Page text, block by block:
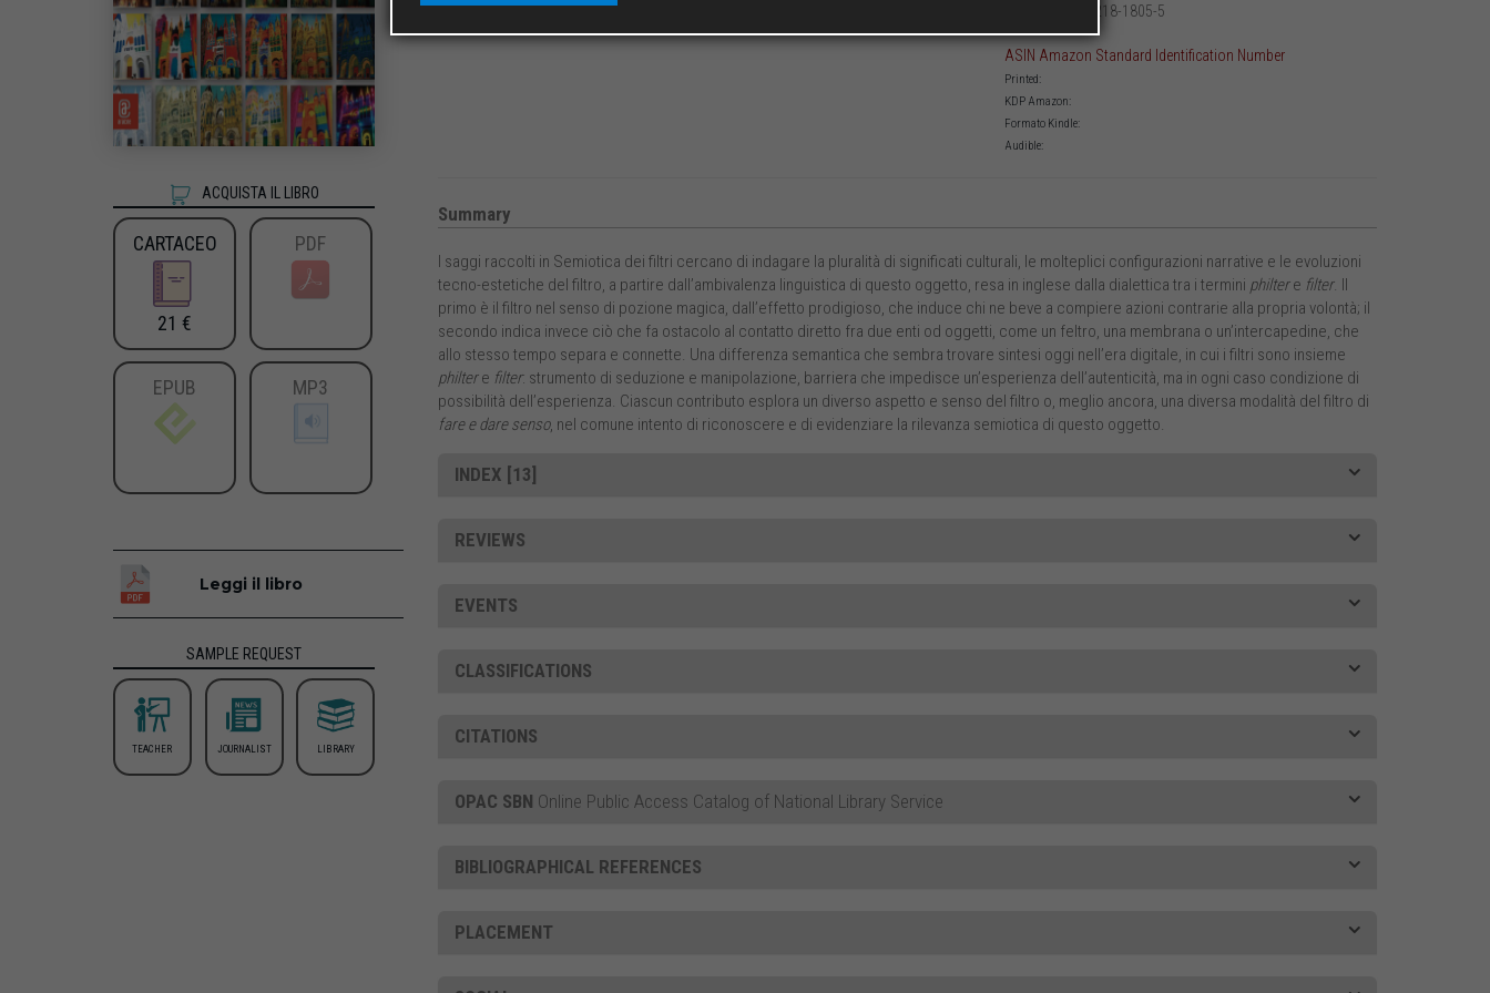
ACQUISTA IL LIBRO
CARTACEO
21 €
PDF
EPUB MP3
Leggi il libro
SAMPLE REQUEST
TEACHER JOURNALIST LIBRARY
979-12-218-1805-5
ASIN Amazon Standard Identification Number
Printed:
KDP Amazon:
Formato Kindle:
Audible:
Summary
I saggi raccolti in Semiotica dei filtri cercano di indagare la pluralità di significati culturali, le molteplici configurazioni narrative e le evoluzioni
tecno-estetiche del filtro, a partire dall’ambivalenza linguistica di questo oggetto, resa in inglese dalla dialettica tra i termini philtere filter. Il
primo è il filtro nel senso di pozione magica, dall’effetto prodigioso, che induce chi ne beve a compiere azioni contrarie alla propria volontà; il
secondo indica invece ciò che fa ostacolo al contatto diretto fra due enti od oggetti, come un feltro, una membrana o un’intercapedine, che
allo stesso tempo separa e connette. Una differenza semantica che sembra trovare sintesi oggi nell’era digitale, in cui i filtri sono insieme
philtere filter: strumento di seduzione e manipolazione, barriera che impedisce un’esperienza dell’autenticità, ma in ogni caso condizione di
possibilità dell’esperienza. Ciascun contributo esplora un diverso aspetto e senso del filtro o, meglio ancora, una diversa modalità del filtro di
fare e dare senso, nel comune intento di riconoscere e di evidenziare la rilevanza semiotica di questo oggetto.
INDEX [13]
REVIEWS
EVENTS
CLASSIFICATIONS
CITATIONS
OPAC SBN Online Public Access Catalog of National Library Service
BIBLIOGRAPHICAL REFERENCES
PLACEMENT